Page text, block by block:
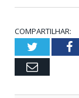
COMPARTILHAR:
Twitter
Email